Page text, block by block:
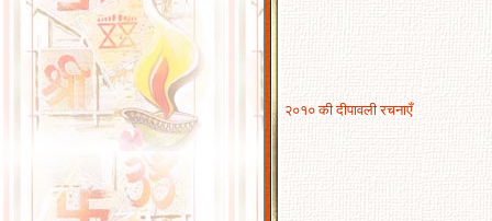
२०१० की दीपावली रचनाएँ